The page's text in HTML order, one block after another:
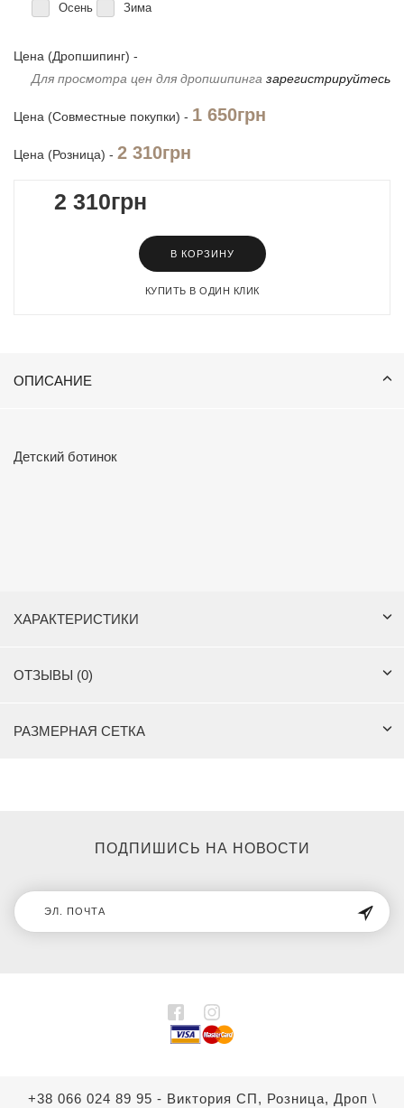
Осень Зима
Цена (Дропшипинг) -
Для просмотра цен для дропшипинга зарегистрируйтесь
Цена (Совместные покупки) - 1 650грн
Цена (Розница) - 2 310грн
2 310грн
В КОРЗИНУ
КУПИТЬ В ОДИН КЛИК
ОПИСАНИЕ
Детский ботинок
ХАРАКТЕРИСТИКИ
ОТЗЫВЫ (0)
РАЗМЕРНАЯ СЕТКА
ПОДПИШИСЬ НА НОВОСТИ
+38 066 024 89 95 - Виктория СП, Розница, Дроп \